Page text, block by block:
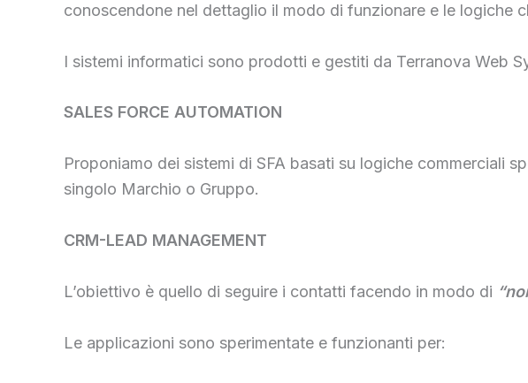
conoscendone nel dettaglio il modo di funzionare e le logiche
I sistemi informatici sono prodotti e gestiti da Terranova Web
SALES FORCE AUTOMATION
Proponiamo dei sistemi di SFA basati su logiche commerciali
singolo Marchio o Gruppo.
CRM-LEAD MANAGEMENT
L’obiettivo è quello di seguire i contatti facendo in modo di
Le applicazioni sono sperimentate e funzionanti per: